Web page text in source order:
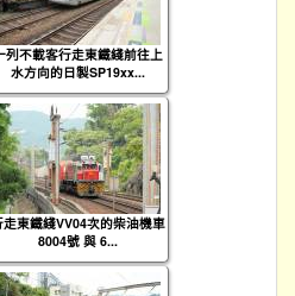
列不載客行走東鐵綫前往上
水方向的日製SP19xx...
走東鐵綫VV04次的柴油機車
8004號 與 6...